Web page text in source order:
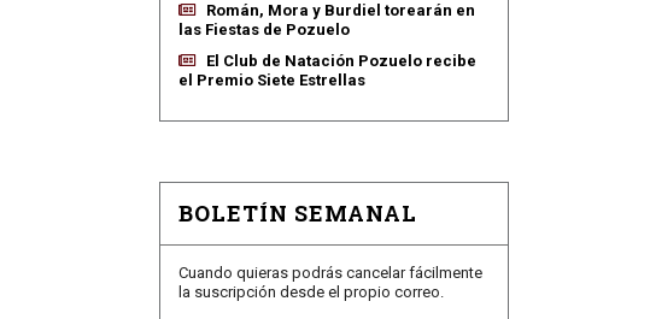
Román, Mora y Burdiel torearán en
las Fiestas de Pozuelo
El Club de Natación Pozuelo recibe
el Premio Siete Estrellas
BOLETÍN SEMANAL
Cuando quieras podrás cancelar fácilmente
la suscripción desde el propio correo.